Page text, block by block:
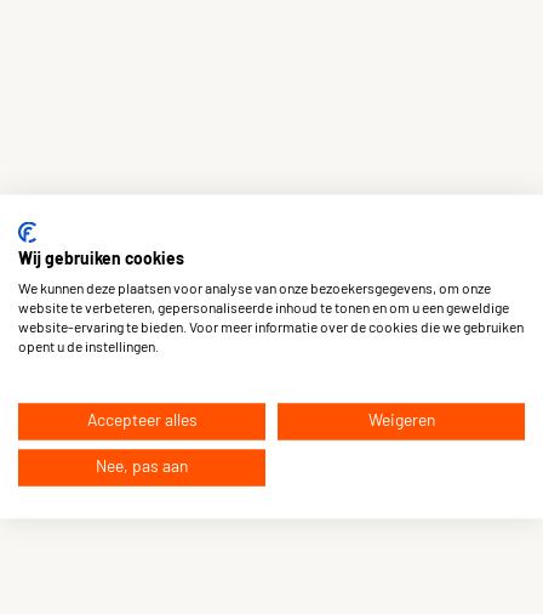
Wij gebruiken cookies
We kunnen deze plaatsen voor analyse van onze bezoekersgegevens, om onze
website te verbeteren, gepersonaliseerde inhoud te tonen en om u een geweldige
website-ervaring te bieden. Voor meer informatie over de cookies die we gebruiken
opent u de instellingen.
Accepteer alles Weigeren
Nee, pas aan